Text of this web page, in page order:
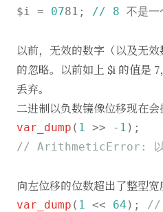
$i = 0781; // 8 不是一
以前，无效的数字（以及无
的忽略。以前如上 $i 的值是
丢弃。
二进制以负数镜像位移现在会
var_dump ( 1 >> - 1
// ArithmeticError: 以
向左位移的位数超出了整型宽
var_dump ( 1 << 64 ); //